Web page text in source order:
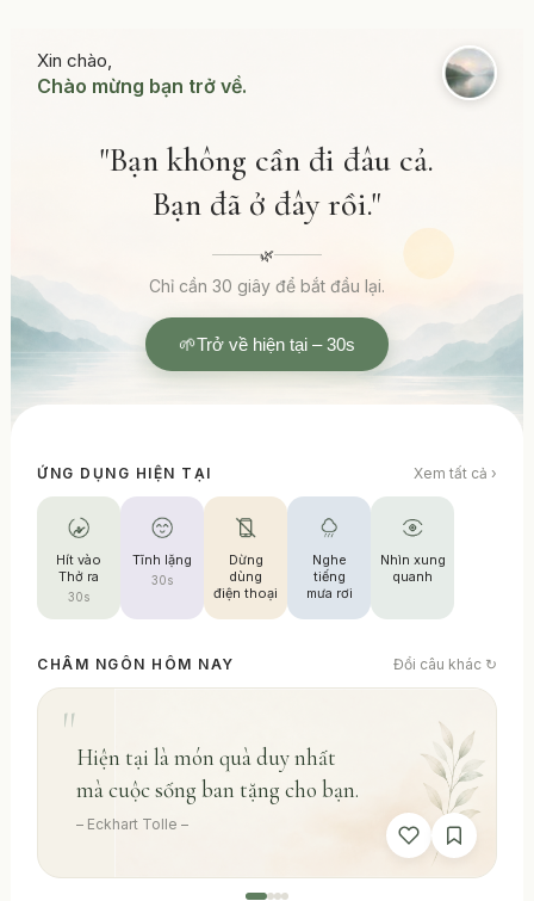
Xin chào,
Chào mừng bạn trở về.
"Bạn không cần đi đâu cả.
Bạn đã ở đây rồi."
🌿
Chỉ cần 30 giây để bắt đầu lại.
🌱Trở về hiện tại – 30s
ỨNG DỤNG HIỆN TẠI Xem tất cả ›
Hít vào
Thở ra
30s
Tĩnh lặng
30s
Dừng
dùng
điện thoại
Nghe
tiếng
mưa rơi
Nhìn xung
quanh
CHÂM NGÔN HÔM NAY Đổi câu khác ↻
"Hiện tại là món quà duy nhất
mà cuộc sống ban tặng cho bạn.
– Eckhart Tolle –